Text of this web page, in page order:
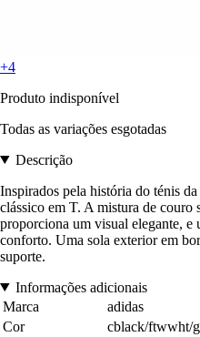
+4
Produto indisponível
Todas as variações esgotadas
Descrição
Inspirados pela história do ténis
clássico em T. A mistura de couro
proporciona um visual elegante, e
conforto. Uma sola exterior em
suporte.
Informações adicionais
Marca
adidas
Cor
cblack/ftwwht/